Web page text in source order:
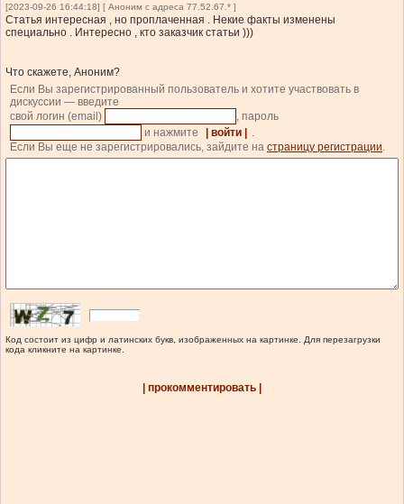
[2023-09-26 16:44:18] [ Аноним с адреса 77.52.67.* ]
Статья интересная , но проплаченная . Некие факты изменены
специально . Интересно , кто заказчик статьи )))
Что скажете, Аноним?
Если Вы зарегистрированный пользователь и хотите участвовать в
дискуссии — введите
свой логин (email)
, пароль
и нажмите
| войти |
Если Вы еще не зарегистрировались, зайдите на страницу регистрации
Код состоит из цифр и латинских букв, изображенных на картинке. Для перезагрузки
кода кликните на картинке.
| прокомментировать |